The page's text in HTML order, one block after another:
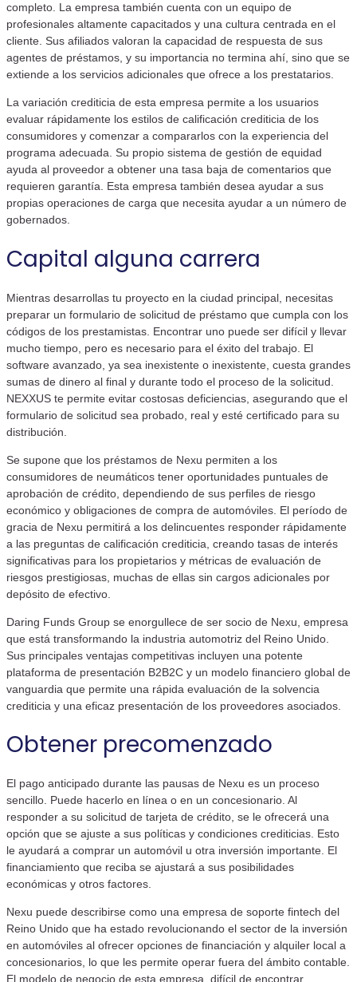
completo. La empresa también cuenta con un equipo de
profesionales altamente capacitados y una cultura centrada en el
cliente. Sus afiliados valoran la capacidad de respuesta de sus
agentes de préstamos, y su importancia no termina ahí, sino que se
extiende a los servicios adicionales que ofrece a los prestatarios.
La variación crediticia de esta empresa permite a los usuarios
evaluar rápidamente los estilos de calificación crediticia de los
consumidores y comenzar a compararlos con la experiencia del
programa adecuada. Su propio sistema de gestión de equidad
ayuda al proveedor a obtener una tasa baja de comentarios que
requieren garantía. Esta empresa también desea ayudar a sus
propias operaciones de carga que necesita ayudar a un número de
gobernados.
Capital alguna carrera
Mientras desarrollas tu proyecto en la ciudad principal, necesitas
preparar un formulario de solicitud de préstamo que cumpla con los
códigos de los prestamistas. Encontrar uno puede ser difícil y llevar
mucho tiempo, pero es necesario para el éxito del trabajo. El
software avanzado, ya sea inexistente o inexistente, cuesta grandes
sumas de dinero al final y durante todo el proceso de la solicitud.
NEXXUS te permite evitar costosas deficiencias, asegurando que el
formulario de solicitud sea probado, real y esté certificado para su
distribución.
Se supone que los préstamos de Nexu permiten a los
consumidores de neumáticos tener oportunidades puntuales de
aprobación de crédito, dependiendo de sus perfiles de riesgo
económico y obligaciones de compra de automóviles. El período de
gracia de Nexu permitirá a los delincuentes responder rápidamente
a las preguntas de calificación crediticia, creando tasas de interés
significativas para los propietarios y métricas de evaluación de
riesgos prestigiosas, muchas de ellas sin cargos adicionales por
depósito de efectivo.
Daring Funds Group se enorgullece de ser socio de Nexu, empresa
que está transformando la industria automotriz del Reino Unido.
Sus principales ventajas competitivas incluyen una potente
plataforma de presentación B2B2C y un modelo financiero global de
vanguardia que permite una rápida evaluación de la solvencia
crediticia y una eficaz presentación de los proveedores asociados.
Obtener precomenzado
El pago anticipado durante las pausas de Nexu es un proceso
sencillo. Puede hacerlo en línea o en un concesionario. Al
responder a su solicitud de tarjeta de crédito, se le ofrecerá una
opción que se ajuste a sus políticas y condiciones crediticias. Esto
le ayudará a comprar un automóvil u otra inversión importante. El
financiamiento que reciba se ajustará a sus posibilidades
económicas y otros factores.
Nexu puede describirse como una empresa de soporte fintech del
Reino Unido que ha estado revolucionando el sector de la inversión
en automóviles al ofrecer opciones de financiación y alquiler local a
concesionarios, lo que les permite operar fuera del ámbito contable.
El modelo de negocio de esta empresa, difícil de encontrar,